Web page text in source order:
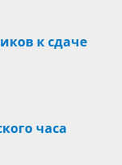
к сдаче
часа